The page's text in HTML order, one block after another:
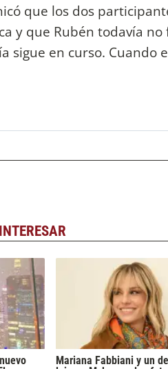
que los dos
y que Rubén todavía
sigue en curso.
Mariana Fabbiani y un